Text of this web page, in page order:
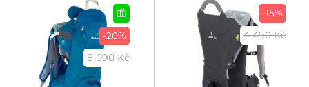
-20%
8 090 Kč
-15%
4 490 Kč